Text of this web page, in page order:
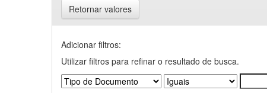
Retornar valores
Adicionar filtros:
Utilizar filtros para refinar o resultado de busca.